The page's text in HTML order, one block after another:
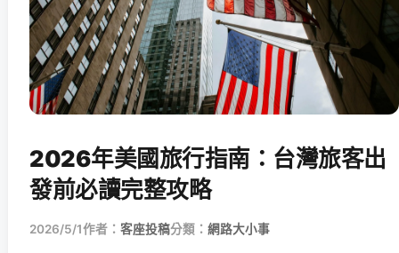
2026年美國旅行指南：台灣旅客出
發前必讀完整攻略
2026/5/1作者： 客座投稿分類： 網路大小事